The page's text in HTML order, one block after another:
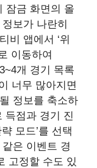
잠금 화면의 올
보가 나란히
비 앱에서 ‘위
이동하여
개 경기 목록
너무 많아지면
정보를 축소하
득점과 경기 진
모드’를 선택
은 이벤트 경
고정할 수도 있